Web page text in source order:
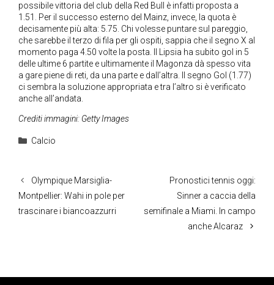
possibile vittoria del club della Red Bull è infatti proposta a
1.51. Per il successo esterno del Mainz, invece, la quota è
decisamente più alta: 5.75. Chi volesse puntare sul pareggio,
che sarebbe il terzo di fila per gli ospiti, sappia che il segno X al
momento paga 4.50 volte la posta. Il Lipsia ha subito gol in 5
delle ultime 6 partite e ultimamente il Magonza dà spesso vita
a gare piene di reti, da una parte e dall’altra. Il segno Gol (1.77)
ci sembra la soluzione appropriata e tra l’altro si è verificato
anche all’andata.
Crediti immagini: Getty Images
Categorie
Calcio
Olympique Marsiglia-
Montpellier: Wahi in pole per
trascinare i biancoazzurri
Pronostici tennis oggi:
Sinner a caccia della
semifinale a Miami. In campo
anche Alcaraz